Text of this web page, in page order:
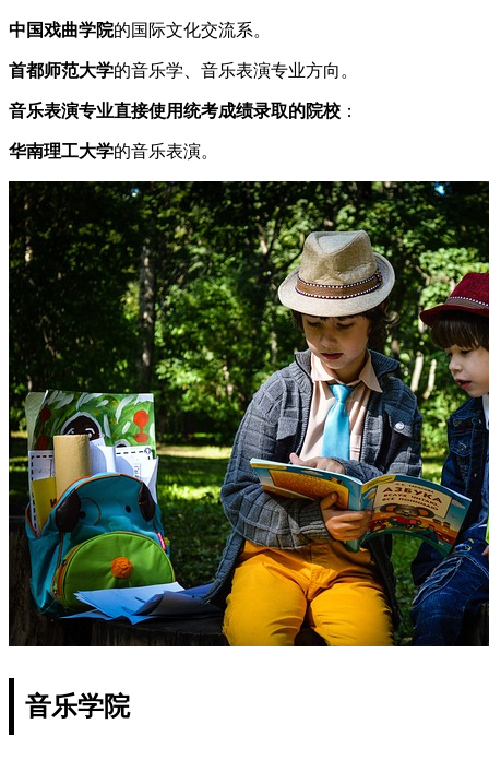
中国戏曲学院的国际文化交流系。
首都师范大学的音乐学、音乐表演专业方向。
音乐表演专业直接使用统考成绩录取的院校 ：
华南理工大学的音乐表演。
音乐学院